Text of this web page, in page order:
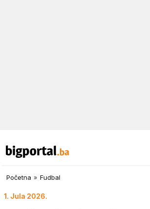
Početna » Fudbal
1. Jula 2026.